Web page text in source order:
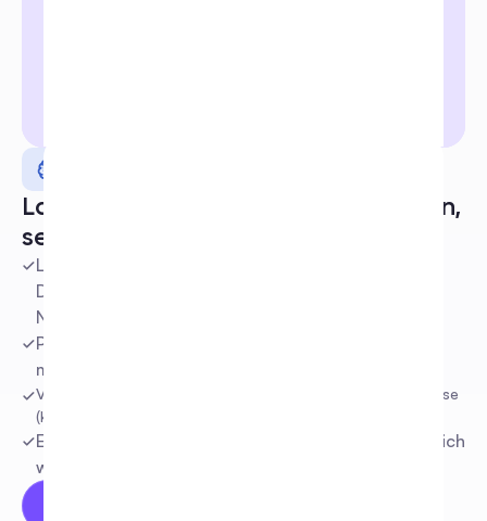
Lass die KI in deiner Stimme sprechen,
selbst wenn du offline bist
Lernt kontinuierlich aus Ihren Dokumenten,
Datenbanken, Ihrer Webseite und Ihren sozialen
Netzwerken und verbessert sich.
Passt sich perfekt an den Ton Ihrer Marke an. Je
mehr Sie es nutzen, desto intelligenter wird es.
Versteht den Kontext mit automatischer Stimmungsanalyse
(Kaufabsicht usw.)
Erzeugt schnellere, intelligentere Antworten, die sich
wirklich menschlich anfühlen